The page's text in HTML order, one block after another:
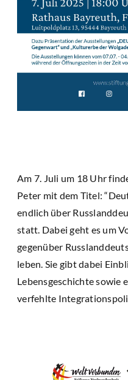
Am 7. Juli um 18 Uhr
Peter mit dem Titel:
endlich über
statt. Dabei geht es um
gegenüber
leben. Sie gibt dabei
Lebensgeschichte sowie
verfehlte